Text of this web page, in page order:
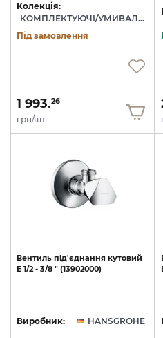
Колекція:
КОМПЛЕКТУЮЧІ/УМИВАЛЬНИК
Під замовлення
1 993.26
грн/шт
Вентиль під'єднання кутовий
E 1/2 - 3/8 " (13902000)
Виробник: HANSGROHE